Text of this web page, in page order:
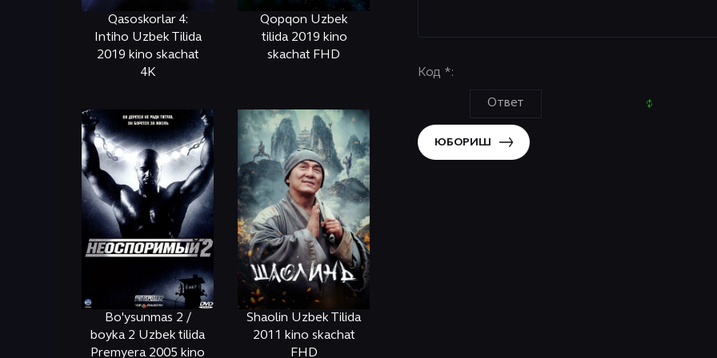
Qasoskorlar 4:
Intiho Uzbek Tilida
2019 kino skachat
4K
Qopqon Uzbek
tilida 2019 kino
skachat FHD
Bo'ysunmas 2 /
boyka 2 Uzbek tilida
Premyera 2005 kino
Shaolin Uzbek Tilida
2011 kino skachat
FHD
Код *:
ЮБОРИШ